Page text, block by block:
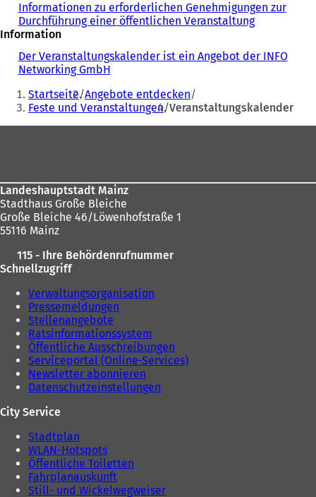
Informationen zu erforderlichen Genehmigungen zur
Durchführung einer öffentlichen Veranstaltung
Information
Der Veranstaltungskalender ist ein Angebot der INFO
Networking GmbH
Sie
befinden
sich
Startseite Angebote entdecken
Feste und Veranstaltungen Veranstaltungskalender
Landeshauptstadt Mainz
Stadthaus Große Bleiche
Große Bleiche 46/Löwenhofstraße 1
55116 Mainz
115 - Ihre Behördenrufnummer
Schnellzugriff
Verwaltungsorganisation
Pressemeldungen
Stellenangebote
Ratsinformationssystem
Öffentliche Ausschreibungen
Serviceportal (Online-Services)
Newsletter abonnieren
Datenschutzeinstellungen
City Service
Stadtplan
WLAN-Hotspots
Öffentliche Toiletten
Fahrplanauskunft
Still- und Wickelwegweiser